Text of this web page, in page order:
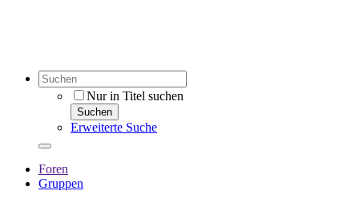
Nur in Titel suchen
Suchen
Erweiterte Suche
Foren
Gruppen